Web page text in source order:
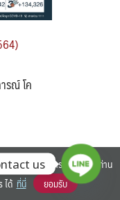
รณ์ โค
RESERVED.
มประสิทธิภาพการใช้งานของท่าน
ได้ ที่นี่ ยอมรับ
us